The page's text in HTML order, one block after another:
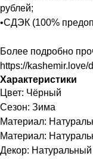
рублей;
•СДЭК (100%
Более подробно
https://kashemir.love/
Характеристики
Цвет: Чёрный
Сезон: Зима
Материал:
Материал:
Декор: